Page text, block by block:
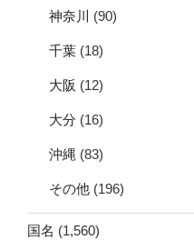
神奈川 (90)
千葉 (18)
大阪 (12)
大分 (16)
沖縄 (83)
その他 (196)
国名 (1,560)